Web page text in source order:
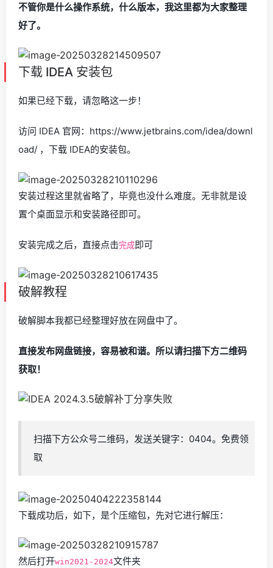
不管你是什么操作系统，什么版本，我这里都为大家整理
好了。
下载 IDEA 安装包
如果已经下载，请忽略这一步！
访问 IDEA 官网：https://www.jetbrains.com/idea/downl
oad/ ，下载 IDEA的安装包。
安装过程这里就省略了，毕竟也没什么难度。无非就是设
置个桌面显示和安装路径即可。
安装完成之后，直接点击完成即可
破解教程
破解脚本我都已经整理好放在网盘中了。
直接发布网盘链接，容易被和谐。所以请扫描下方二维码
获取！
扫描下方公众号二维码，发送关键字：0404。免费领
取
下载成功后，如下，是个压缩包，先对它进行解压：
然后打开win2021-2024文件夹